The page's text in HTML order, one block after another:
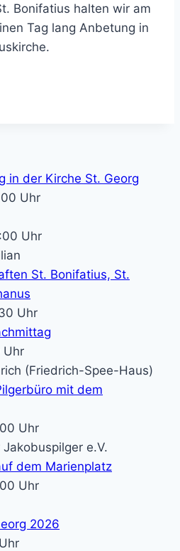
Bonifatius halten wir am
Tag lang Anbetung in
in der Kirche St. Georg
Uhr
Uhr
St. Bonifatius, St.
Uhr
Uhr
(Friedrich-Spee-Haus)
mit dem
Uhr
e.V.
dem Marienplatz
Uhr
2026